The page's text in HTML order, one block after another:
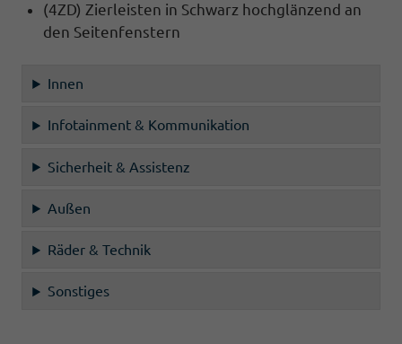
(4ZD) Zierleisten in Schwarz hochglänzend an
den Seitenfenstern
Innen
Infotainment & Kommunikation
Sicherheit & Assistenz
Außen
Räder & Technik
Sonstiges